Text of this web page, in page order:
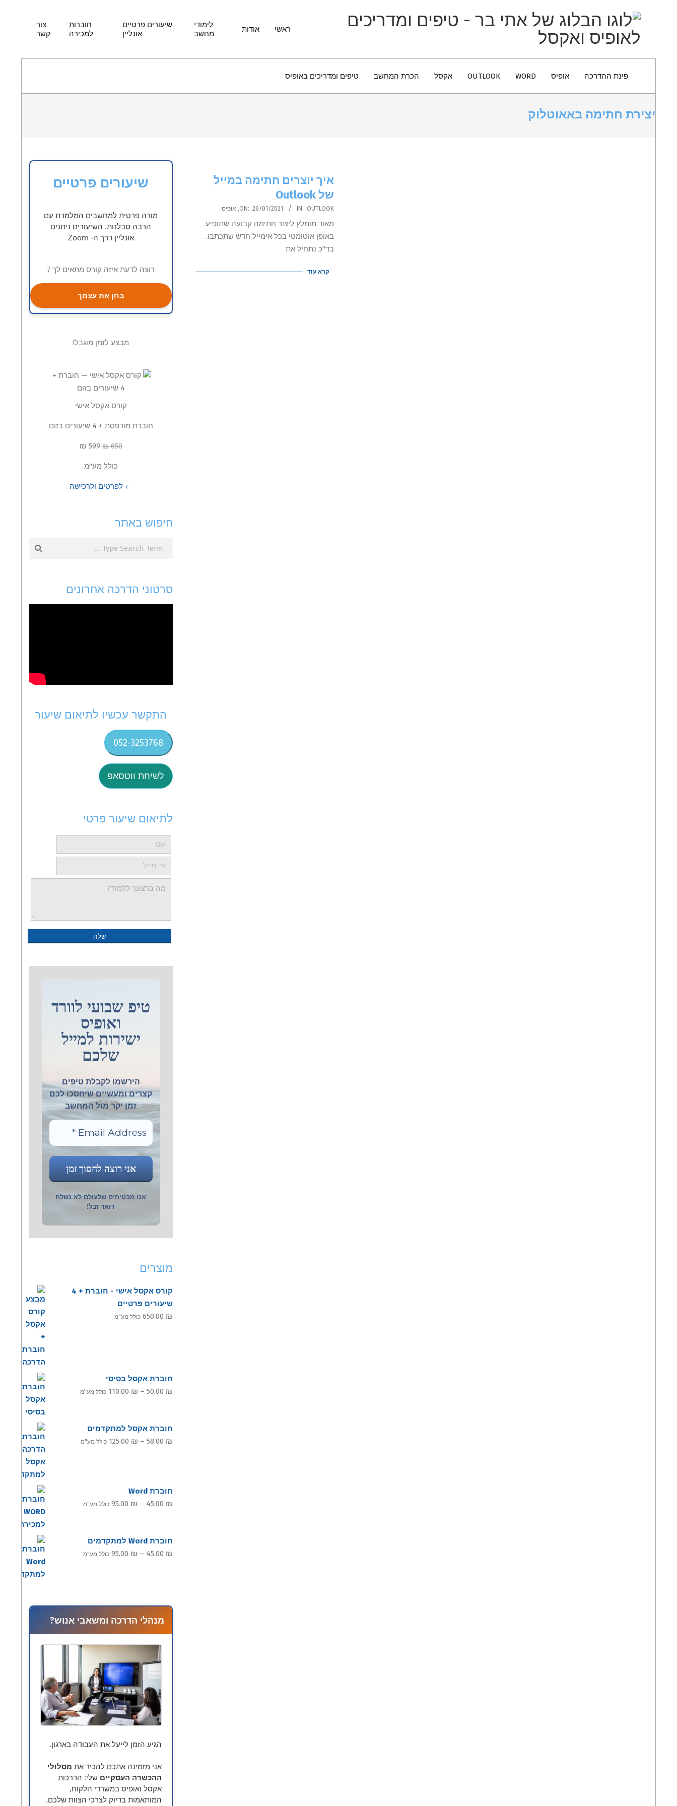
הבלוג
של
אתי
בר
–
Navigation
ראשי אודות
לימודי
מחשב
שיעורים פרטיים
אונליין
חוברות
למכירה
צור
קשר
Navigationפינת ההדרכה אופיס WORD
OUTLOOK אקסל הכרת המחשב טיפים ומדריכים באופיס
יצירת חתימה באאוטלוק
איך יוצרים חתימה במייל
של Outlook
2021-
01-
26
ON: 26/01/2021 IN: OUTLOOK
, אופיס
מאוד מומלץ ליצור חתימה קבועה שתופיע
באופן אוטומטי בכל אימייל חדש שתכתבו.
בד"כ נתחיל את
קרא עוד
שיעורים פרטיים
מורה פרטית למחשבים המלמדת עם
הרבה סבלנות. השיעורים ניתנים
אונליין דרך ה- Zoom
רוצה לדעת איזה קורס מתאים לך ?
בחן את עצמך
מבצע לזמן מוגבל!
קורס אקסל אישי
חוברת מודפסת + 4 שיעורים בזום
650 ₪
599 ₪
כולל מע"מ
← לפרטים ולרכישה
חיפוש באתר
סרטוני הדרכה אחרונים
התקשר עכשיו לתיאום שיעור
052-3253768
לשיחת ווטסאפ
לתיאום שיעור פרטי
טיפ שבועי לוורד
ואופיס
ישירות למייל
שלכם
הירשמו לקבלת טיפים
קצרים ומעשיים שיחסכו לכם
זמן יקר מול המחשב
אנו מבטיחים שלעולם לא נשלח
דואר זבל!
מוצרים
קורס אקסל אישי - חוברת + 4
שיעורים פרטיים
650.00 ₪ כולל מע"מ
חוברת אקסל בסיסי
50.00 ₪
–
110.00 ₪
טווח
עד
כולל מע"מ
חוברת אקסל למתקדמים
58.00 ₪
–
125.00 ₪
טווח
כולל מע"מ
חוברת Word
45.00 ₪
–
95.00 ₪
טווח
עד
⁦95.00 ₪⁩
כולל מע"מ
חוברת Word למתקדמים
45.00 ₪
–
95.00 ₪
טווח
⁦95.00 ₪⁩
כולל מע"מ
מנהלי הדרכה ומשאבי אנוש?
הגיע הזמן לייעל את העבודה בארגון.
אני מזמינה אתכם להכיר את מסלולי
ההכשרה העסקיים שלי: הדרכות
אקסל ואופיס במשרדי הלקוח,
המותאמות בדיוק לצרכי הצוות שלכם.